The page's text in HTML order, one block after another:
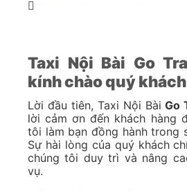
Taxi Nội Bài Go
kính chào quý
Lời đầu tiên, Taxi Nội BàiGo
lời cảm ơn đến khách hàng
tôi làm bạn đồng hành trong
Sự hài lòng của quý khách
chúng tôi duy trì và nâng
vụ.